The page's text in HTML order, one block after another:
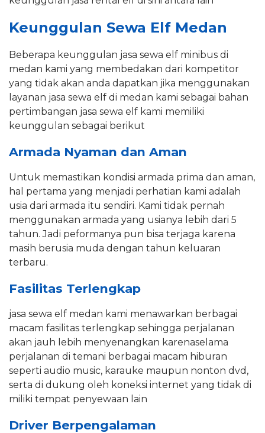
Keunggulan Sewa Elf Medan
Beberapa keunggulan jasa sewa elf minibus di
medan kami yang membedakan dari kompetitor
yang tidak akan anda dapatkan jika menggunakan
layanan jasa sewa elf di medan kami sebagai bahan
pertimbangan jasa sewa elf kami memiliki
keunggulan sebagai berikut
Armada Nyaman dan Aman
Untuk memastikan kondisi armada prima dan aman,
hal pertama yang menjadi perhatian kami adalah
usia dari armada itu sendiri. Kami tidak pernah
menggunakan armada yang usianya lebih dari 5
tahun. Jadi peformanya pun bisa terjaga karena
masih berusia muda dengan tahun keluaran
terbaru.
Fasilitas Terlengkap
jasa sewa elf medan kami menawarkan berbagai
macam fasilitas terlengkap sehingga perjalanan
akan jauh lebih menyenangkan karenaselama
perjalanan di temani berbagai macam hiburan
seperti audio music, karauke maupun nonton dvd,
serta di dukung oleh koneksi internet yang tidak di
miliki tempat penyewaan lain
Driver Berpengalaman